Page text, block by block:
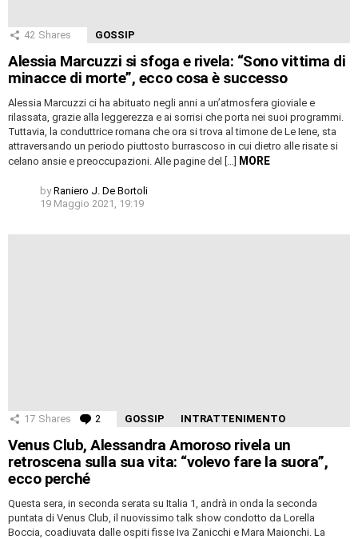
42 Shares GOSSIP
Alessia Marcuzzi si sfoga e rivela: “Sono vittima di
minacce di morte”, ecco cosa è successo
Alessia Marcuzzi ci ha abituato negli anni a un’atmosfera gioviale e
rilassata, grazie alla leggerezza e ai sorrisi che porta nei suoi programmi.
Tuttavia, la conduttrice romana che ora si trova al timone de Le Iene, sta
attraversando un periodo piuttosto burrascoso in cui dietro alle risate si
celano ansie e preoccupazioni. Alle pagine del […] MORE
by Raniero J. De Bortoli
19 Maggio 2021, 19:19
17 Shares 2 Comments
GOSSIP INTRATTENIMENTO
Venus Club, Alessandra Amoroso rivela un
retroscena sulla sua vita: “volevo fare la suora”,
ecco perché
Questa sera, in seconda serata su Italia 1, andrà in onda la seconda
puntata di Venus Club, il nuovissimo talk show condotto da Lorella
Boccia, coadiuvata dalle ospiti fisse Iva Zanicchi e Mara Maionchi. La